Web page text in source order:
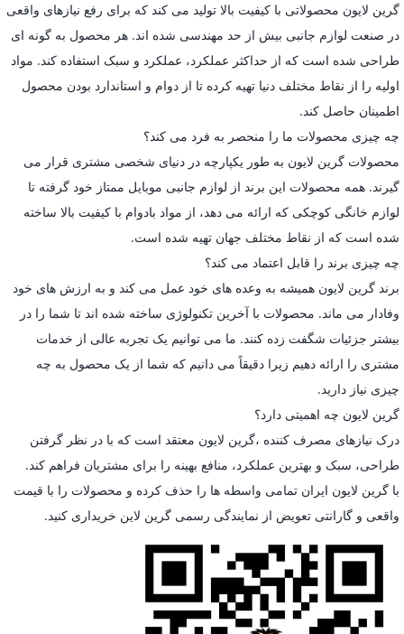
گرین لایون محصولاتی با کیفیت بالا تولید می کند که برای رفع نیازهای واقعی
در صنعت لوازم جانبی بیش از حد مهندسی شده اند. هر محصول به گونه ای
طراحی شده است که از حداکثر عملکرد، عملکرد و سبک استفاده کند. مواد
اولیه را از نقاط مختلف دنیا تهیه کرده تا از دوام و استاندارد بودن محصول
اطمینان حاصل کند.
چه چیزی محصولات ما را منحصر به فرد می کند؟
محصولات گرین لایون به طور یکپارچه در دنیای شخصی مشتری قرار می
گیرند. همه محصولات این برند از لوازم جانبی موبایل ممتاز خود گرفته تا
لوازم خانگی کوچکی که ارائه می دهد، از مواد بادوام با کیفیت بالا ساخته
شده است که از نقاط مختلف جهان تهیه شده است.
چه چیزی برند را قابل اعتماد می کند؟
برند گرین لایون همیشه به وعده های خود عمل می کند و به ارزش های خود
وفادار می ماند. محصولات با آخرین تکنولوژی ساخته شده اند تا شما را در
بیشتر جزئیات شگفت زده کنند. ما می توانیم یک تجربه عالی از خدمات
مشتری را ارائه دهیم زیرا دقیقاً می دانیم که شما از یک محصول به چه
چیزی نیاز دارید.
گرین لایون چه اهمیتی دارد؟
درک نیازهای مصرف کننده ،گرین لایون معتقد است که با در نظر گرفتن
طراحی، سبک و بهترین عملکرد، منافع بهینه را برای مشتریان فراهم کند.
با گرین لایون ایران تمامی واسطه ها را حذف کرده و محصولات را با قیمت
واقعی و گارانتی تعویض از نمایندگی رسمی گرین لاین خریداری کنید.